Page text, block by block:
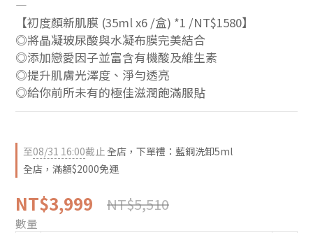
—
【初度顏新肌膜 (35ml x6 /盒) *1 /NT$1580】
◎將晶凝玻尿酸與水凝布膜完美結合
◎添加戀愛因子並富含有機酸及維生素
◎提升肌膚光澤度、淨勻透亮
◎給你前所未有的極佳滋潤飽滿服貼
至08/31 16:00截止 全店，下單禮：藍銅洗卸5ml
全店，滿額$2000免運
NT$3,999 NT$5,510
數量